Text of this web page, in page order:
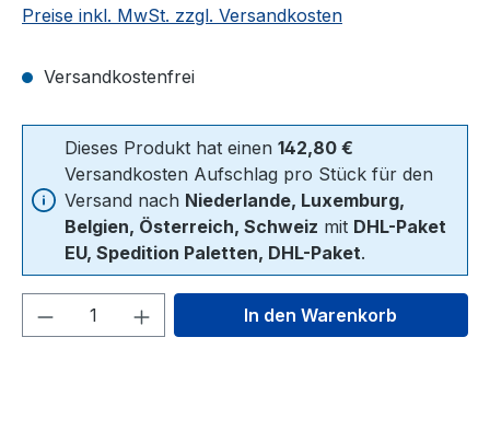
Preise inkl. MwSt. zzgl. Versandkosten
Versandkostenfrei
Dieses Produkt hat einen 142,80 €
Versandkosten Aufschlag pro Stück für den
Versand nach Niederlande, Luxemburg,
Belgien, Österreich, Schweiz mit DHL-Paket
EU, Spedition Paletten, DHL-Paket.
Produkt Anzahl: Gib denIn den Warenkorb